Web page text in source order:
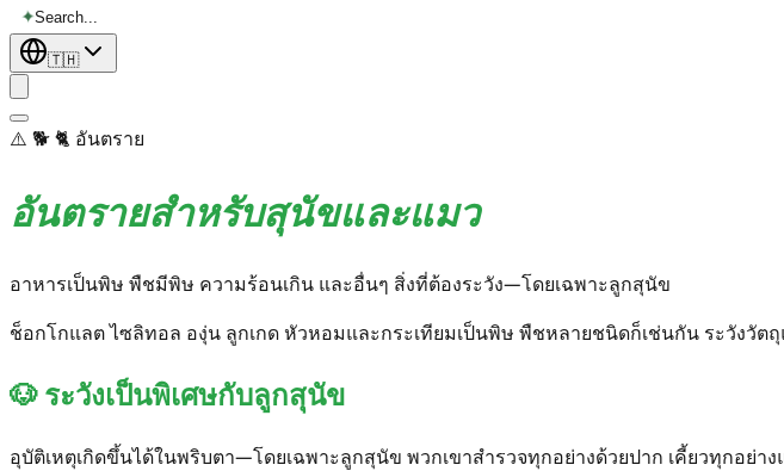
✦Search...
🇹🇭
⚠️ 🐕 🐈 อันตราย
อันตรายสำหรับสุนัขและแมว
อาหารเป็นพิษ พืชมีพิษ ความร้อนเกิน และอื่นๆ สิ่งที่ต้องระวัง—โดยเฉพาะลูกสุนัข
ช็อกโกแลต ไซลิทอล องุ่น ลูกเกด หัวหอมและกระเทียมเป็นพิษ พืชหลายชนิดก็เช่นกัน ระวังวั
🐶ระวังเป็นพิเศษกับลูกสุนัข
อุบัติเหตุเกิดขึ้นได้ในพริบตา—โดยเฉพาะลูกสุนัข พวกเขาสำรวจทุกอย่างด้วยปาก เคี้ยวทุกอ